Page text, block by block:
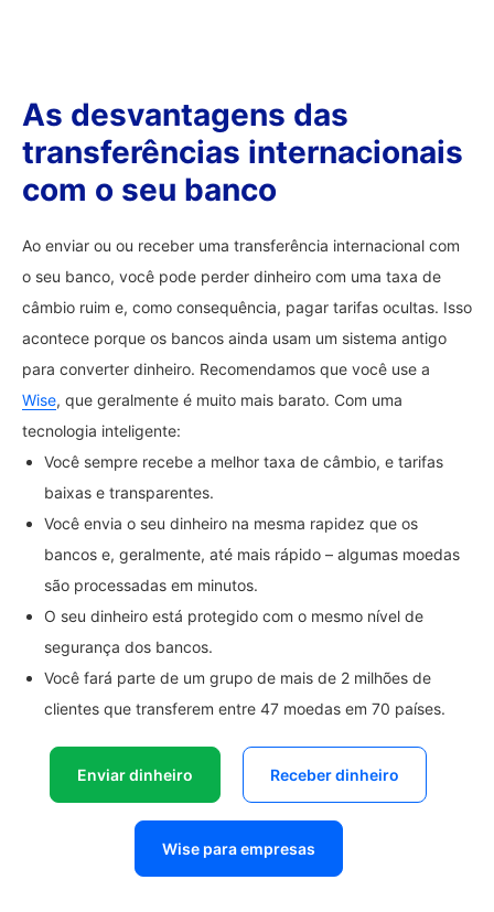
As desvantagens das
transferências internacionais
com o seu banco
Ao enviar ou ou receber uma transferência internacional com
o seu banco, você pode perder dinheiro com uma taxa de
câmbio ruim e, como consequência, pagar tarifas ocultas. Isso
acontece porque os bancos ainda usam um sistema antigo
para converter dinheiro. Recomendamos que você use a
Wise, que geralmente é muito mais barato. Com uma
tecnologia inteligente:
Você sempre recebe a melhor taxa de câmbio, e tarifas
baixas e transparentes.
Você envia o seu dinheiro na mesma rapidez que os
bancos e, geralmente, até mais rápido – algumas moedas
são processadas em minutos.
O seu dinheiro está protegido com o mesmo nível de
segurança dos bancos.
Você fará parte de um grupo de mais de 2 milhões de
clientes que transferem entre 47 moedas em 70 países.
Enviar dinheiro Receber dinheiro
Wise para empresas